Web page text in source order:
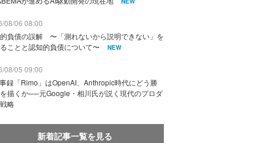
08/06 08:00
負債の誤解 〜「測れないから説明できない」を
ことと認知的負債について〜
NEW
08/05 09:00
録「Rimo」はOpenAI、Anthropic時代にどう勝
描くか──元Google・相川氏が説く現代のプロダ
略
新着記事一覧を見る